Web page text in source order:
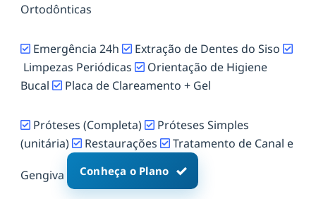
Ortodônticas
Emergência 24h
Extração de Dentes do Siso
Limpezas Periódicas
Orientação de Higiene
Bucal
Placa de Clareamento + Gel
Próteses (Completa)
Próteses Simples
(unitária)
Restaurações Tratamento de Canal e
Gengiva Conheça o Plano